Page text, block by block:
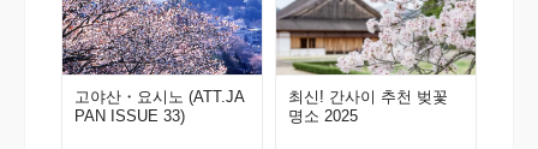
고야산・요시노 (ATT.JA
PAN ISSUE 33)
최신! 간사이 추천 벚꽃
명소 2025